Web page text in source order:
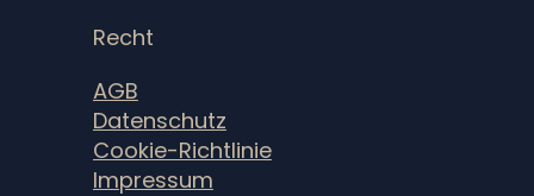
Recht
AGB
Datenschutz
Cookie-Richtlinie
Impressum